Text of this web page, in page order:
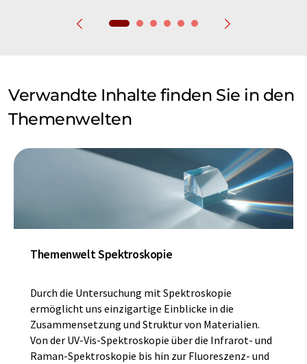
Verwandte Inhalte finden Sie in den
Themenwelten
Themenwelt Spektroskopie
Durch die Untersuchung mit Spektroskopie
ermöglicht uns einzigartige Einblicke in die
Zusammensetzung und Struktur von Materialien.
Von der UV-Vis-Spektroskopie über die Infrarot- und
Raman-Spektroskopie bis hin zur Fluoreszenz- und